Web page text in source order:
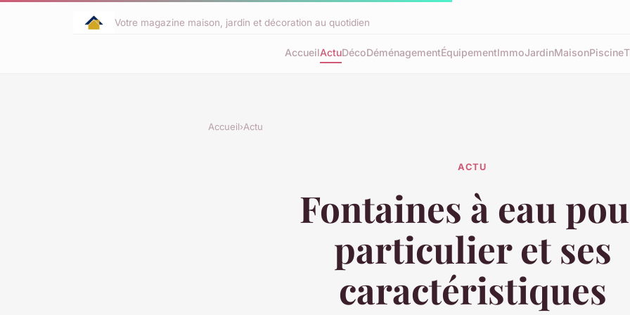
Votre magazine maison, jardin et décoration au quotidien
AccueilActuDécoDéménagementÉquipementImmoJardinMaisonPiscine
Accueil›Actu
ACTU
Fontaines à eau
particulier et ses
caractéristiques